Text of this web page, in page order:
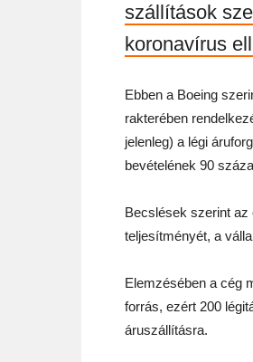
szállítások
koronavírus
Ebben a Boeing
rakterében
jelenleg) a légi
bevételének 90
Becslések szerint az
teljesítményét, a
Elemzésében a cég
forrás, ezért 200
áruszállításra.